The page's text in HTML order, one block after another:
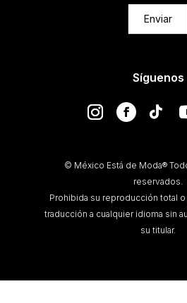
Enviar
Síguenos
© México Está de Moda®
reservados.
Prohibida su reproducción total
traducción a cualquier idioma sin
su titular.